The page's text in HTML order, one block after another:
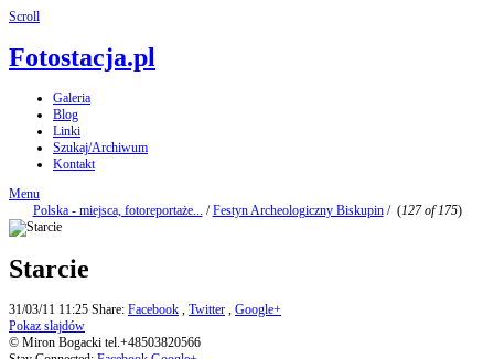
Scroll
Fotostacja.pl
Galeria
Blog
Linki
Szukaj/Archiwum
Kontakt
Menu
Polska - miejsca, fotoreportaże... /Festyn Archeologiczny Biskupin/ (127 of 175)
Starcie
31/03/11 11:25 Share: Facebook , Twitter , Google+
Pokaz slajdów
© Miron Bogacki tel.+48503820566